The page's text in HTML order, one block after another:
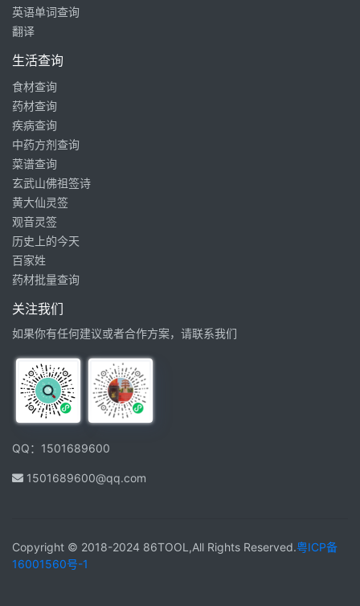
英语单词查询
翻译
生活查询
食材查询
药材查询
疾病查询
中药方剂查询
菜谱查询
玄武山佛祖签诗
黄大仙灵签
观音灵签
历史上的今天
百家姓
药材批量查询
关注我们
如果你有任何建议或者合作方案，请联系我们
QQ：1501689600
1501689600@qq.com
Copyright © 2018-2024 86TOOL,All Rights Reserved.粤ICP备
16001560号-1